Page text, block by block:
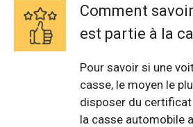
Comment
est partie à la
Pour savoir si une
casse, le moyen le
disposer du
la casse automobile